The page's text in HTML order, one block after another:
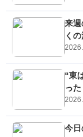
来
く
“東
った
今